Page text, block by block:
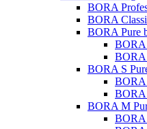
BORA
BORA
BORA Pure
BORA
BORA
BORA S
BORA
BORA
BORA M
BORA